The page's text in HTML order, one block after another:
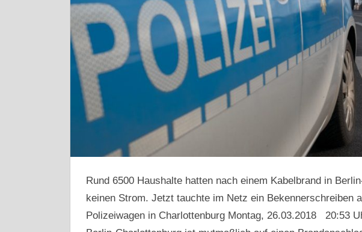
Rund 6500 Haushalte hatten nach einem Kabelbrand in
keinen Strom. Jetzt tauchte im Netz ein Bekennerschreiben
Polizeiwagen in Charlottenburg Montag, 26.03.2018 20:53